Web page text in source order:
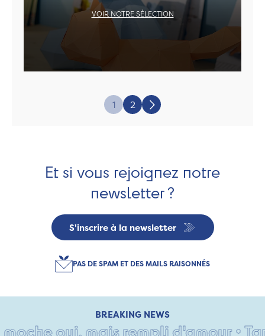
VOIR NOTRE SÉLECTION
1 2 Suivant
Et si vous rejoignez notre
newsletter ?
S'inscrire à la newsletter
PAS DE SPAM ET DES MAILS RAISONNÉS
BREAKING NEWS
oui, mais rempli d'amour • Tant